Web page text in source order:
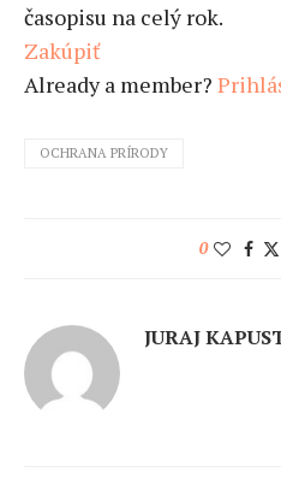
časopisu na celý rok.
Zakúpiť
Already a member?
OCHRANA PRÍRODY
0
JURAJ